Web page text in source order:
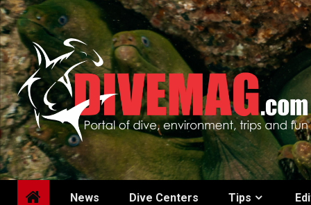
Skip
to
content
News Dive Centers Tips